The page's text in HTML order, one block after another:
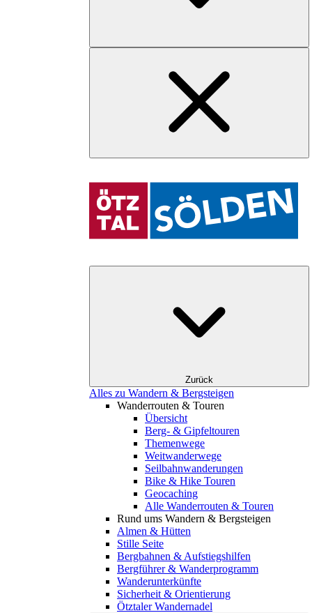
Zurück
Alles zu Wandern & Bergsteigen
Wanderrouten & Touren
Übersicht
Berg- & Gipfeltouren
Themenwege
Weitwanderwege
Seilbahnwanderungen
Bike & Hike Touren
Geocaching
Alle Wanderrouten & Touren
Rund ums Wandern & Bergsteigen
Almen & Hütten
Stille Seite
Bergbahnen & Aufstiegshilfen
Bergführer & Wanderprogramm
Wanderunterkünfte
Sicherheit & Orientierung
Ötztaler Wandernadel